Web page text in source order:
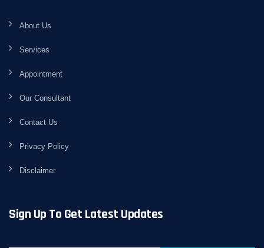
About Us
Services
Appointment
Our Consultant
Contact Us
Privacy Policy
Disclaimer
Sign Up To Get Latest Updates